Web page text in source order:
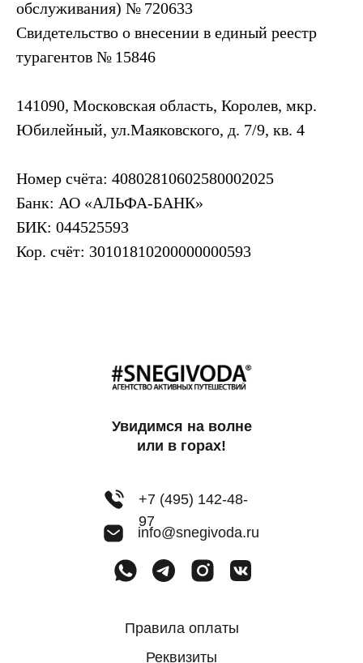
обслуживания) № 720633
Свидетельство о внесении в единый реестр
турагентов № 15846
141090, Московская область, Королев, мкр.
Юбилейный, ул.Маяковского, д. 7/9, кв. 4
Номер счёта: 40802810602580002025
Банк: АО «АЛЬФА-БАНК»
БИК: 044525593
Кор. счёт: 30101810200000000593
Правила оплаты
Реквизиты
info@snegivoda.ru
+7 (495) 142-48-
97
Увидимся на волне
или в горах!